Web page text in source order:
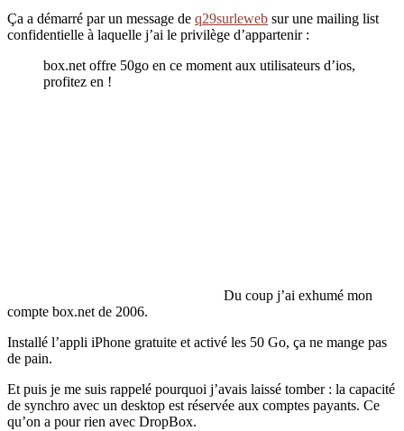
Ça a démarré par un message de q29surleweb sur une mailing list
confidentielle à laquelle j’ai le privilège d’appartenir :
box.net offre 50go en ce moment aux utilisateurs d’ios,
profitez en !
Du coup j’ai exhumé mon
compte box.net de 2006.
Installé l’appli iPhone gratuite et activé les 50 Go, ça ne mange pas
de pain.
Et puis je me suis rappelé pourquoi j’avais laissé tomber : la capacité
de synchro avec un desktop est réservée aux comptes payants. Ce
qu’on a pour rien avec DropBox.